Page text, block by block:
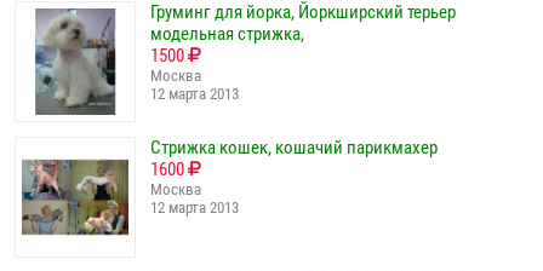
Груминг для йорка, Йоркширский терьер
модельная стрижка,
1500
Москва
12 марта 2013
Стрижка кошек, кошачий парикмахер
1600
Москва
12 марта 2013